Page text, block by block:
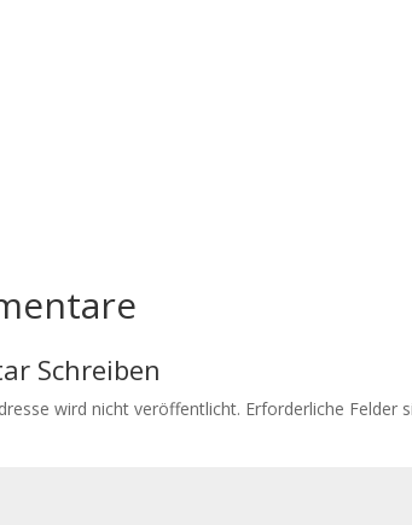
Schreiben
wird nicht veröffentlicht. Erforderliche Felder